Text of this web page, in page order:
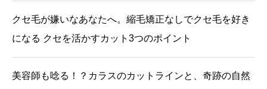
クセ毛が嫌いなあなたへ。縮毛矯正なしでクセ毛を好き
になる クセを活かすカット3つのポイント
美容師も唸る！？カラスのカットラインと、奇跡の自然